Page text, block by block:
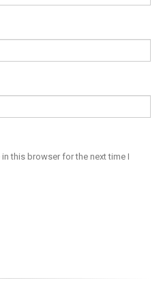
this browser for the next time I